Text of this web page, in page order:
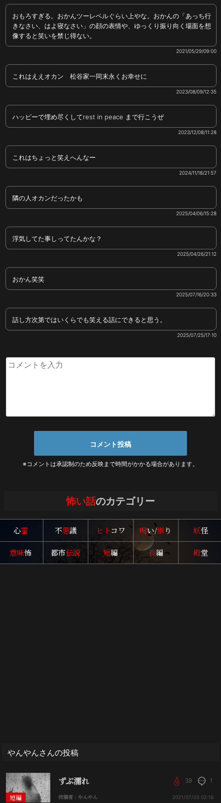
おもろすぎる。おかんツーレベルぐらい上やな。おかんの「あっち行
きなさい、はよ寝なさい」の顔の表情や、ゆっくり振り向く場面を想
像すると笑いを禁じ得ない。
2021/05/29/09:00
これはええオカン 松谷家一同末永くお幸せに
2023/08/09/12:35
ハッピーで埋め尽くしてrest in peace まで行こうぜ
2023/12/08/11:28
これはちょっと笑えへんなー
2024/11/18/21:57
隣の人オカンだったかも
2025/04/06/15:28
浮気してた事しってたんかな？
2025/04/26/21:12
おかん笑笑
2025/07/16/20:33
話し方次第ではいくらでも笑える話にできると思う。
2025/07/25/17:10
※コメントは承認制のため反映まで時間がかかる場合があります。
怖い話のカテゴリー
心霊 不思議 ヒトコワ 呪い/祟り 妖怪
意味怖 都市伝説 短編 長編 殿堂
やんやんさんの投稿
短編
ずぶ濡れ
投稿者：やんやん
39 1
2021/07/03 02:16